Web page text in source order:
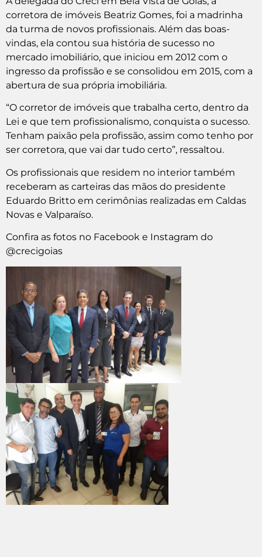
corretora de imóveis Beatriz Gomes, foi a madrinha
da turma de novos profissionais. Além das boas-
vindas, ela contou sua história de sucesso no
mercado imobiliário, que iniciou em 2012 com o
ingresso da profissão e se consolidou em 2015, com a
abertura de sua própria imobiliária.
“O corretor de imóveis que trabalha certo, dentro da
Lei e que tem profissionalismo, conquista o sucesso.
Tenham paixão pela profissão, assim como tenho por
ser corretora, que vai dar tudo certo”, ressaltou.
Os profissionais que residem no interior também
receberam as carteiras das mãos do presidente
Eduardo Britto em cerimônias realizadas em Caldas
Novas e Valparaíso.
Confira as fotos no Facebook e Instagram do
@crecigoias